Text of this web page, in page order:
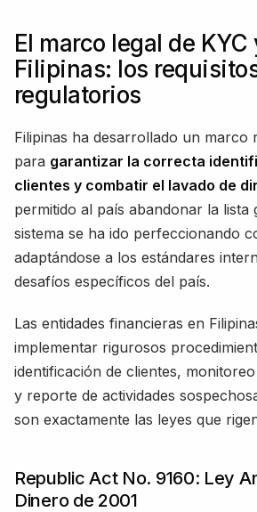
El marco legal de KYC
Filipinas: los
regulatorios
Filipinas ha desarrollado un marco
para garantizar la correcta
clientes y combatir el lavado de
permitido al país abandonar la lista
sistema se ha ido perfeccionando
adaptándose a los estándares
desafíos específicos del país.
Las entidades financieras en
implementar rigurosos
identificación de clientes,
y reporte de actividades
son exactamente las leyes que
Republic Act No. 9160: Ley
Dinero de 2001